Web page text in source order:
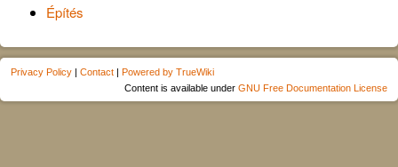
Építés
Privacy Policy | Contact | Powered by TrueWiki
Content is available under GNU Free Documentation License